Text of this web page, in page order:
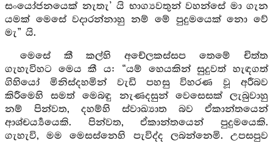
සංයෝජනයෙක් නැතැ’ යි භාග්‍යවතුන් වහන්සේ මා ගැන
යමක් මෙසේ වදාරන්නාහු නම් මේ පුදුමයෙක් නො වේ
මැ” යි.
මෙසේ කී කල්හි අචේලකස්සප තෙමේ චිත්ත
ගැහැවිහට මෙය කී ය: “යම් හෙයකින් සුදුවත් හැඳගත්
ගිහියෝ මිනිස්දහමින් වැඩි පහසු විහරණ වූ අරීබව
කිරීමෙහි සමත් මෙබඳු නැණදසුන් වෙසෙසක් ලැබුවාහු
නම් පින්වත, දහම්හි ස්වාඛ්‍යාත බව ඒකාන්තයෙන්
ආශ්චර්‍ය්‍යයෙකි. පින්වත, ඒකාන්තයෙන් පුදුමයෙකි.
ගැහැවි, මම මෙසස්නෙහි පැවිද්ද ලබන්නෙමි. උපසපුව